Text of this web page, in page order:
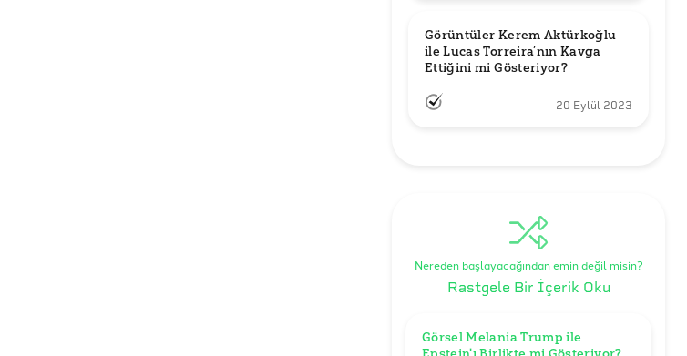
Görüntüler Kerem Aktürkoğlu
ile Lucas Torreira’nın Kavga
Ettiğini mi Gösteriyor?
20 Eylül 2023
Nereden başlayacağından emin değil misin?
Rastgele Bir İçerik Oku
Görsel Melania Trump ile